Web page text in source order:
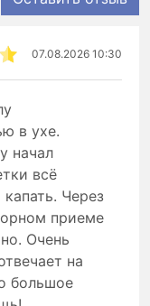
07.08.2026 10:30
в ухе.
начал
всё
Через
приеме
Очень
на
большое